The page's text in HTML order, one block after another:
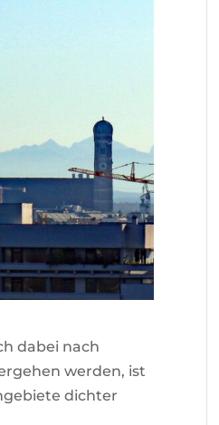
dabei nach
werden, ist
dichter